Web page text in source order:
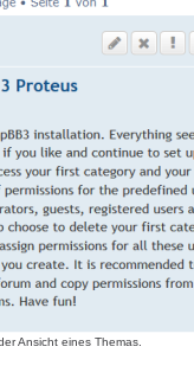
Ansicht eines Themas.